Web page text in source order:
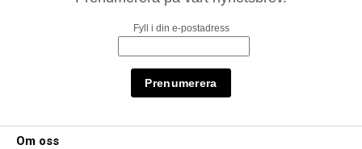
Fyll i din e-postadress
Om oss